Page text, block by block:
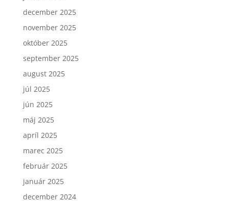
december 2025
november 2025
október 2025
september 2025
august 2025
júl 2025
jún 2025
máj 2025
apríl 2025
marec 2025
február 2025
január 2025
december 2024